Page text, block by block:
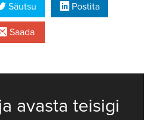
Säutsu Postita
Saada
avasta teisigi